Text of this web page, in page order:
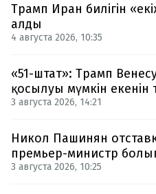
Трамп Иран билігін
алды
4 августа 2026, 10:35
«51-штат»: Трамп
қосылуы мүмкін екенін
3 августа 2026, 14:21
Никол Пашинян
премьер-министр
3 августа 2026, 10:25